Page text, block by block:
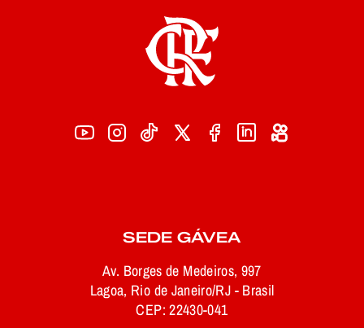
SEDE GÁVEA
Av. Borges de Medeiros, 997
Lagoa, Rio de Janeiro/RJ - Brasil
CEP: 22430-041